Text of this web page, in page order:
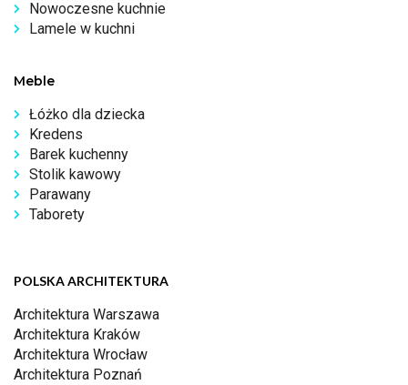
Nowoczesne kuchnie
Lamele w kuchni
Meble
Łóżko dla dziecka
Kredens
Barek kuchenny
Stolik kawowy
Parawany
Taborety
POLSKA ARCHITEKTURA
Architektura Warszawa
Architektura Kraków
Architektura Wrocław
Architektura Poznań